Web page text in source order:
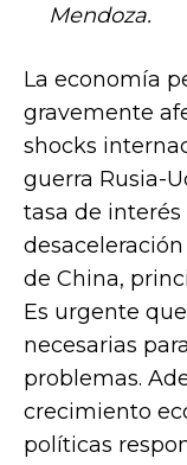
Mendoza.
La economía
gravemente
shocks
guerra Rusia-
tasa de interés
de China,
Es urgente
necesarias
problemas.
crecimiento
políticas